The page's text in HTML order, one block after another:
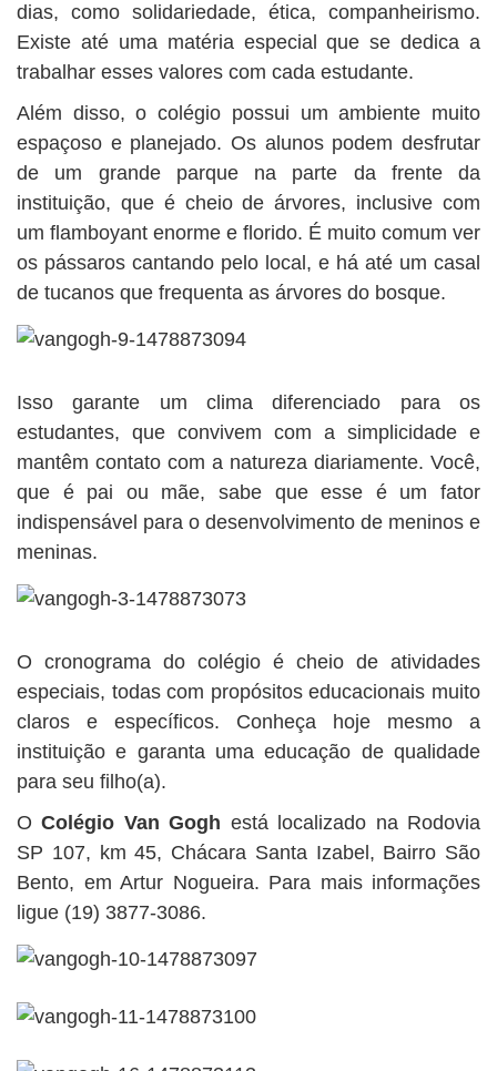
dias, como solidariedade, ética, companheirismo.
Existe até uma matéria especial que se dedica a
trabalhar esses valores com cada estudante.
Além disso, o colégio possui um ambiente muito
espaçoso e planejado. Os alunos podem desfrutar
de um grande parque na parte da frente da
instituição, que é cheio de árvores, inclusive com
um flamboyant enorme e florido. É muito comum ver
os pássaros cantando pelo local, e há até um casal
de tucanos que frequenta as árvores do bosque.
Isso garante um clima diferenciado para os
estudantes, que convivem com a simplicidade e
mantêm contato com a natureza diariamente. Você,
que é pai ou mãe, sabe que esse é um fator
indispensável para o desenvolvimento de meninos e
meninas.
O cronograma do colégio é cheio de atividades
especiais, todas com propósitos educacionais muito
claros e específicos. Conheça hoje mesmo a
instituição e garanta uma educação de qualidade
para seu filho(a).
OColégio Van Gogh está localizado na Rodovia
SP 107, km 45, Chácara Santa Izabel, Bairro São
Bento, em Artur Nogueira. Para mais informações
ligue (19) 3877-3086.